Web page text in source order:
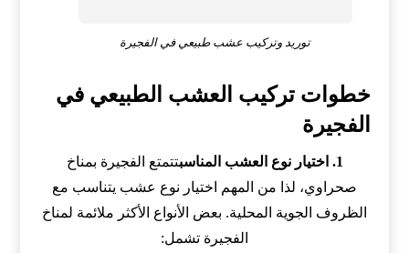
توريد وتركيب عشب طبيعي في الفجيرة
خطوات تركيب العشب الطبيعي في
الفجيرة
1. اختيار نوع العشب المناسب
تتمتع الفجيرة بمناخ
صحراوي، لذا من المهم اختيار نوع عشب يتناسب مع
الظروف الجوية المحلية. بعض الأنواع الأكثر ملائمة لمناخ
الفجيرة تشمل: